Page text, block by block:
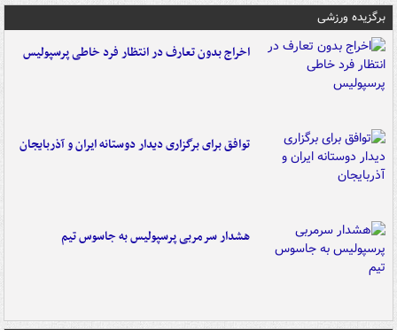
برگزیده ورزشی
اخراج بدون تعارف در انتظار فرد خاطی پرسپولیس
توافق برای برگزاری دیدار دوستانه ایران و آذربایجان
هشدار سرمربی پرسپولیس به جاسوس تیم